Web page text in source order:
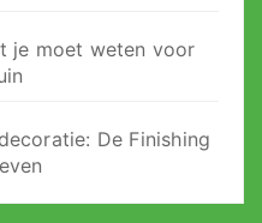
je moet weten voor
De Finishing